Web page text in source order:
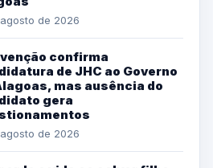
de 2026
confirma
de JHC ao Governo
mas ausência do
gera
de 2026